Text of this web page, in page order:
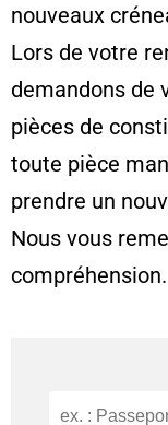
nouveaux
Lors de votre
demandons de
pièces de
toute pièce
prendre un
Nous vous
compréhension.